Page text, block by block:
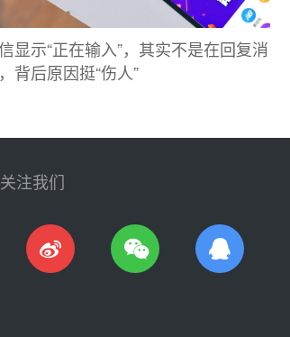
显示“正在输入”，其实不是在回复消
背后原因挺“伤人”
关注我们